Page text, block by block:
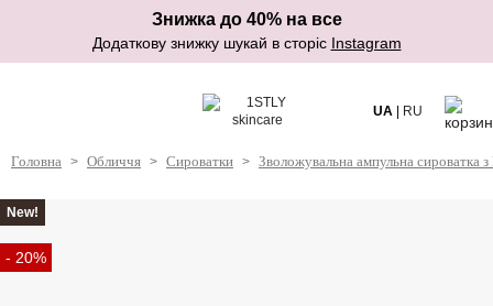
Знижка до 40% на все
Додаткову знижку шукай в сторіс Instagram
UA RU
Головна > Обличчя > Сироватки > Зволожувальна ампульна сироватка
New!
- 20%